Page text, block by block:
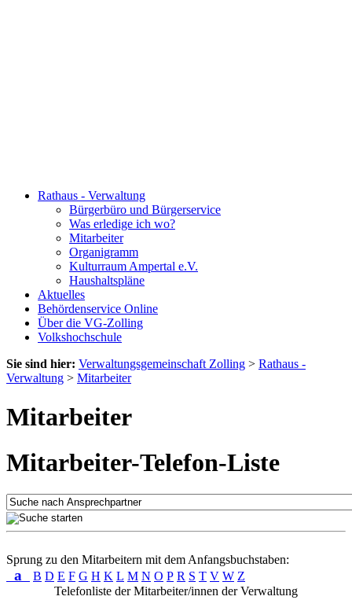
Rathaus - Verwaltung
Bürgerbüro und Bürgerservice
Was erledige ich wo?
Mitarbeiter
Organigramm
Kulturraum Ampertal e.V.
Haushaltspläne
Aktuelles
Behördenservice Online
Über die VG-Zolling
Volkshochschule
Sie sind hier: Verwaltungsgemeinschaft Zolling > Rathaus -
Verwaltung > Mitarbeiter
Mitarbeiter
Mitarbeiter-Telefon-Liste
Sprung zu den Mitarbeitern mit dem Anfangsbuchstaben:
a B D E F G H K L M N O P R S T V W Z
Telefonliste der Mitarbeiter/innen der Verwaltung